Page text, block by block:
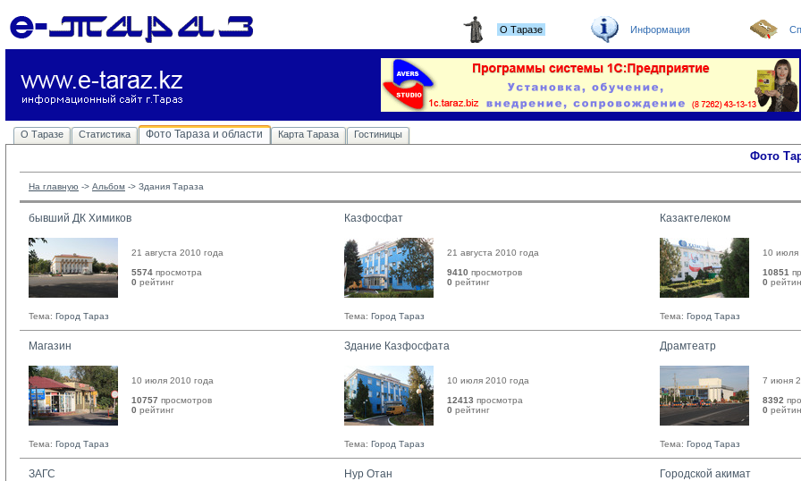
О Таразе Информация
О Таразе Статистика Фото Тараза и области Карта Тараза Гостиницы
Фото
На главную -> Альбом -> Здания Тараза
бывший ДК Химиков
21 августа 2010 года
5574 просмотра
0 рейтинг
Тема: Город Тараз
Казфосфат
21 августа 2010 года
9410 просмотров
0 рейтинг
Тема: Город Тараз
Казактелеком
10 июля
10851
0
Тема: Город Тараз
Магазин
10 июля 2010 года
10757 просмотров
0 рейтинг
Тема: Город Тараз
Здание Казфосфата
10 июля 2010 года
12413 просмотра
0 рейтинг
Тема: Город Тараз
Драмтеатр
7 июня
8392
0
Тема: Город Тараз
ЗАГС Нур Отан Городской акимат